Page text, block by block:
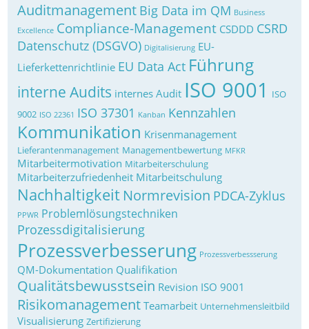
Auditmanagement Big Data im QM Business
Excellence Compliance-Management CSDDD CSRD
Datenschutz (DSGVO) Digitalisierung EU-
Lieferkettenrichtlinie EU Data Act Führung
interne Audits internes Audit ISO 9001
ISO
9002 ISO 22361 ISO 37301 Kanban Kennzahlen
Kommunikation Krisenmanagement
Lieferantenmanagement Managementbewertung MFKR
Mitarbeitermotivation Mitarbeiterschulung
Mitarbeiterzufriedenheit Mitarbeitschulung
Nachhaltigkeit Normrevision PDCA-Zyklus
PPWR Problemlösungstechniken
Prozessdigitalisierung
Prozessverbesserung Prozessverbessserung
QM-Dokumentation Qualifikation
Qualitätsbewusstsein Revision ISO 9001
Risikomanagement Teamarbeit Unternehmensleitbild
Visualisierung Zertifizierung